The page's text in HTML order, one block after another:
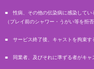
■ 性病、その他の伝染病に感染してい
（プレイ前のシャワー・うがい等を拒
■ サービス終了後、キャストを拘束す
■ 同業者、及びそれに準ずる者がキャ